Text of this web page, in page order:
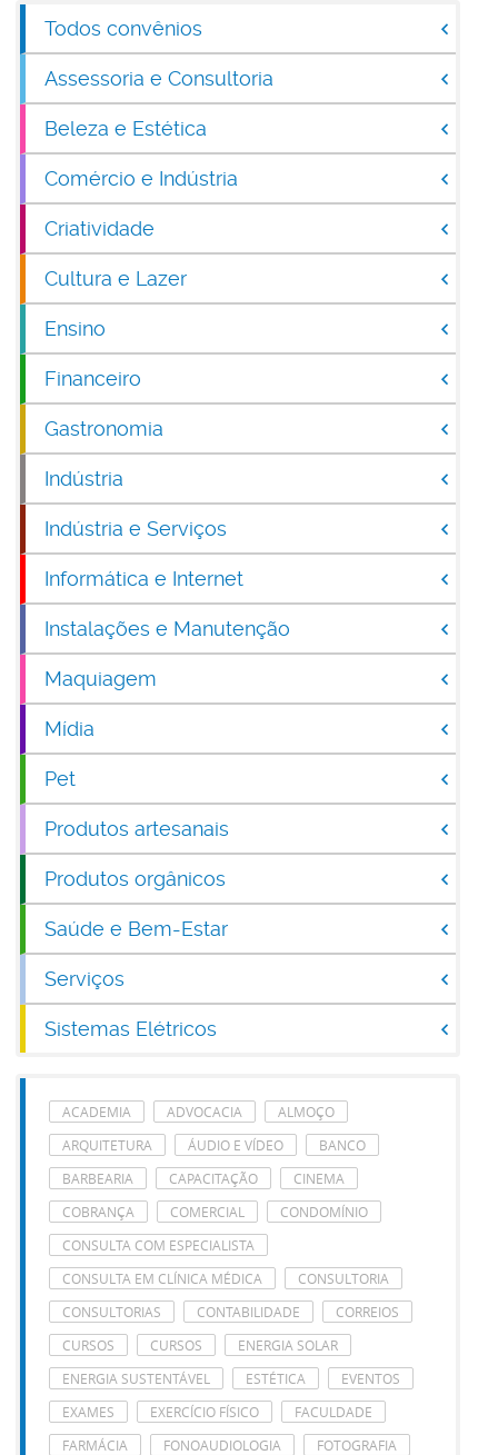
Todos convênios
Assessoria e Consultoria
Beleza e Estética
Comércio e Indústria
Criatividade
Cultura e Lazer
Ensino
Financeiro
Gastronomia
Indústria
Indústria e Serviços
Informática e Internet
Instalações e Manutenção
Maquiagem
Mídia
Pet
Produtos artesanais
Produtos orgânicos
Saúde e Bem-Estar
Serviços
Sistemas Elétricos
ACADEMIA ADVOCACIA
ALMOÇO
ARQUITETURA
ÁUDIO E VÍDEO
BANCO
BARBEARIA
CAPACITAÇÃO
CINEMA
COBRANÇA
COMERCIAL
CONDOMÍNIO
CONSULTA COM ESPECIALISTA
CONSULTA EM CLÍNICA MÉDICA
CONSULTORIA
CONSULTORIAS
CONTABILIDADE
CORREIOS
CURSOS
CURSOS
ENERGIA SOLAR
ENERGIA SUSTENTÁVEL
ESTÉTICA
EVENTOS
EXAMES
EXERCÍCIO FÍSICO
FACULDADE
FARMÁCIA
FONOAUDIOLOGIA
FOTOGRAFIA